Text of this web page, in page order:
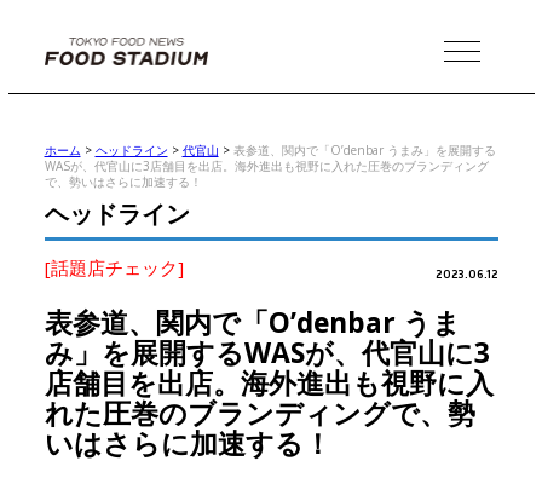
MENU
ホーム > ヘッドライン > 代官山 > 表参道、関内で「O’denbar うまみ」を展開する
WASが、代官山に3店舗目を出店。海外進出も視野に入れた圧巻のブランディング
で、勢いはさらに加速する！
ヘッドライン
[話題店チェック] 2023.06.12
表参道、関内で「O’denbar うま
み」を展開するWASが、代官山に3
店舗目を出店。海外進出も視野に入
れた圧巻のブランディングで、勢
いはさらに加速する！